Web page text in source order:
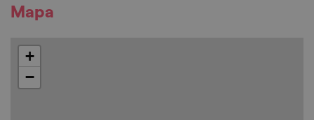
Mapa
+
−